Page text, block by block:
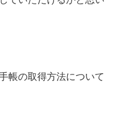
帳の取得方法について